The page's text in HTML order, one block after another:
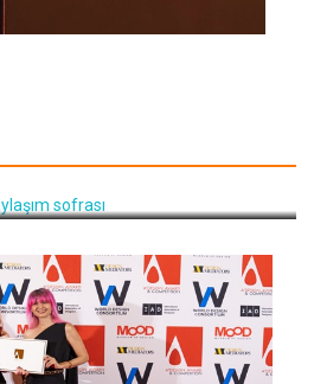
paylaşım sofrası